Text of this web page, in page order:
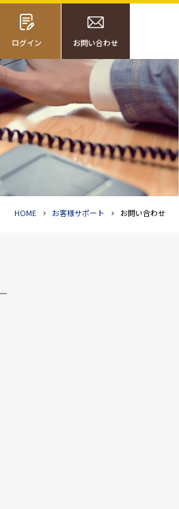
ログイン お問い合わせ
HOME お客様サポート お問い合わせ